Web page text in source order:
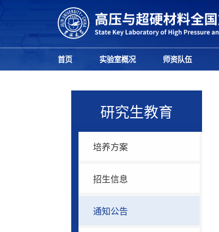
首页 实验室概况 师资队伍
研究生教育
培养方案
招生信息
通知公告